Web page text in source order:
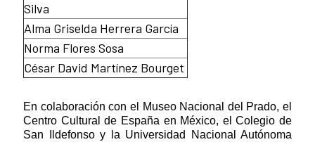
Silva
Alma Griselda Herrera García
Norma Flores Sosa
César David Martínez Bourget
En colaboración con el Museo Nacional del Prado, el
Centro Cultural de España en México, el Colegio de
San Ildefonso y la Universidad Nacional Autónoma